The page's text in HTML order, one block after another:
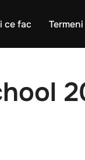
ce fac